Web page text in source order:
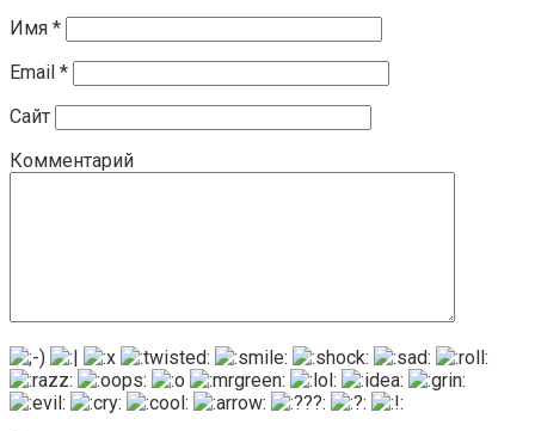
Имя *
Email *
Сайт
Комментарий